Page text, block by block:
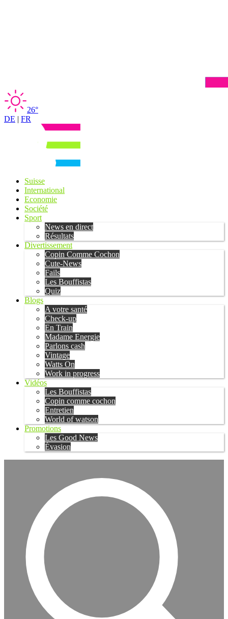
26°
DE | FR
Suisse
International
Economie
Société
Sport
News en direct
Résultats
Divertissement
Copin Comme Cochon
Cute-News
Fails
Les Bouffistas
Quiz
Blogs
A votre santé
Check-up
En Train
Madame Energie
Parlons cash
Vintage
Watts On
Work in progress
Vidéos
Les Bouffistas
Copin comme cochon
Entretien
World of watson
Promotions
Les Good News
Évasion